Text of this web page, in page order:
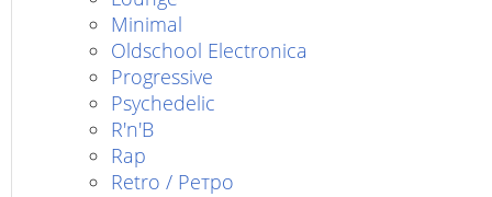
Minimal
Oldschool Electronica
Progressive
Psychedelic
R'n'B
Rap
Retro / Ретро